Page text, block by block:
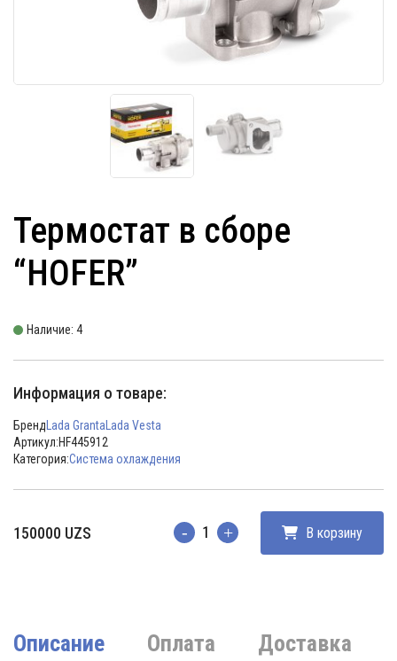
Термостат в сборе
“HOFER”
Наличие: 4
Информация о товаре:
БрендLada GrantaLada Vesta
Артикул:HF445912
Категория:Система охлаждения
150000 UZS Количество В корзину
Описание Оплата Доставка